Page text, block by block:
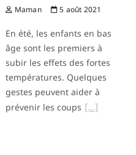
Maman 5 août 2021
En été, les enfants en bas
âge sont les premiers à
subir les effets des fortes
températures. Quelques
gestes peuvent aider à
prévenir les coups